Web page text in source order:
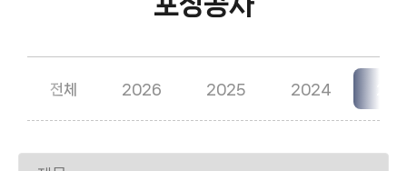
전체 2026 2025 2024